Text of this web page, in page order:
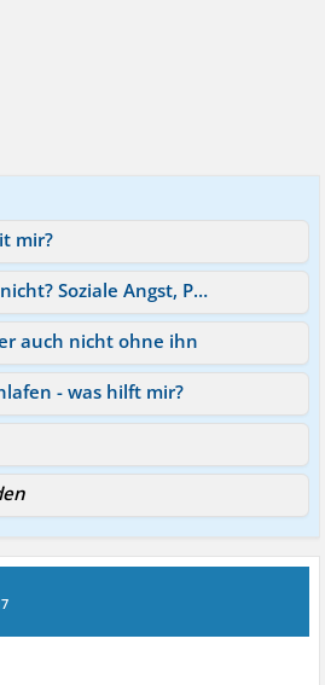
mir?
Was stimmt mit mir nicht? Soziale Angst, Panik usw
auch nicht ohne ihn
- was hilft mir?